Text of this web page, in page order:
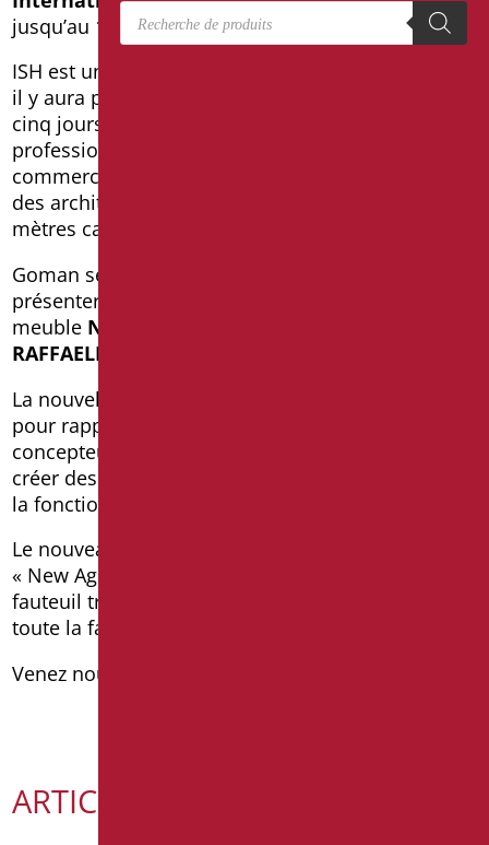
jusqu’au 18/03/2017:Pavillon 3.0 – Stand D 93
ISH est une foire internationale très importante où
il y aura plus de 2400 exposants qui, au cours des
cinq jours, seront en contact avec les visiteurs
professionnels du monde des installations,
commerce de détail, ainsi que des ingénieurs et
des architectes, sur une superficie de 250 mille
mètres carrés.
Goman sera présent avec son propre stand pour
présenter
meuble NEW AGE
RAFFAELLO
La nouvelle série Giotto et Raffaello sont conçues
pour rapprocher les besoins des usagers et des
concepteurs. Encore une fois Goman a réussi à
créer des produits qui concilient la conception et
la fonctionnalité dans le respect des règlements.
Le nouveau meuble pour la salle de bain nommé
« New Age », grâce à ses lignes simples et le
fauteuil très pratique est la solution idéale pour
toute la famille.
Venez nous visiter !
ARTICOLI RECENTI
Recherche de produits